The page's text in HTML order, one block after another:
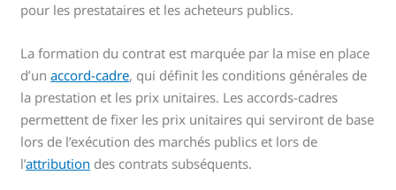
pour les prestataires et les acheteurs publics.
La formation du contrat est marquée par la mise en place
d’unaccord-cadre, qui définit les conditions générales de
la prestation et les prix unitaires. Les accords-cadres
permettent de fixer les prix unitaires qui serviront de base
lors de l’exécution des marchés publics et lors de
l’attribution des contrats subséquents.